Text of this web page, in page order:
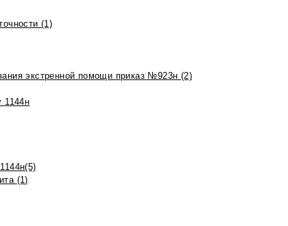
(1)
экстренной помощи приказ №923н (2)
1144н
(1)